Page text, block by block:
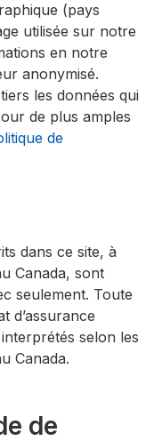
(pays
utilisée sur notre
en notre
anonymisé.
les données qui
de plus amples
de
dans ce site, à
Canada, sont
seulement. Toute
d’assurance
selon les
Canada.
de